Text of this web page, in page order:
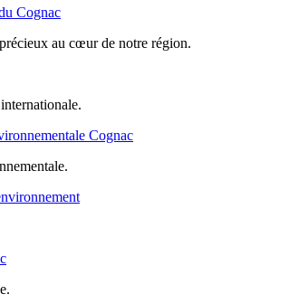
Cognac
au cœur de notre région.
Cognac